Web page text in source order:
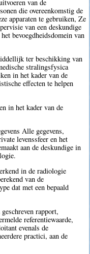
van de
die overeenkomstig de
apparaten te gebruiken, Ze
van een deskundige
bevoegdheidsdomein van
ter beschikking van
stralingsfysica
in het kader van de
effecten te helpen
in het kader van de
Alle gegevens,
levenssfeer en het
aan de deskundige in
in de radiologie
van de
dat met een bepaald
rapport,
referentiewaarde,
evenals de
practici, aan de